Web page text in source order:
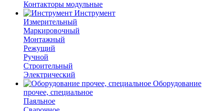
Контакторы модульные
Инструмент
Измерительный
Маркировочный
Монтажный
Режущий
Ручной
Строительный
Электрический
Оборудование
прочее, специальное
Паяльное